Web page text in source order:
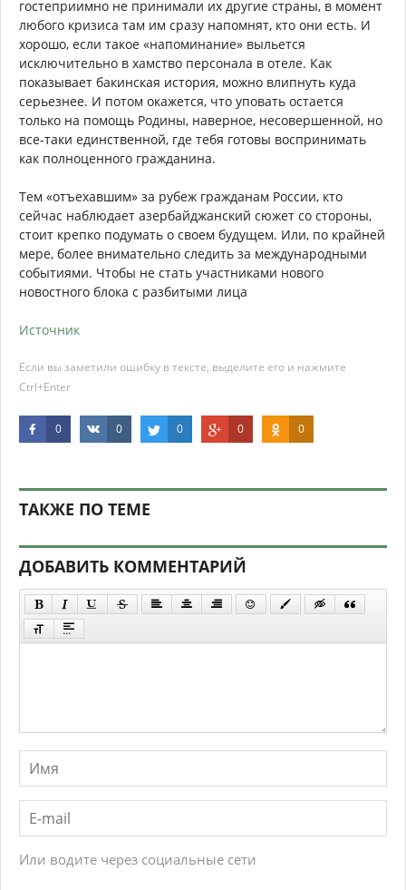
гостеприимно не принимали их другие страны, в момент
любого кризиса там им сразу напомнят, кто они есть. И
хорошо, если такое «напоминание» выльется
исключительно в хамство персонала в отеле. Как
показывает бакинская история, можно влипнуть куда
серьезнее. И потом окажется, что уповать остается
только на помощь Родины, наверное, несовершенной, но
все-таки единственной, где тебя готовы воспринимать
как полноценного гражданина.
Тем «отъехавшим» за рубеж гражданам России, кто
сейчас наблюдает азербайджанский сюжет со стороны,
стоит крепко подумать о своем будущем. Или, по крайней
мере, более внимательно следить за международными
событиями. Чтобы не стать участниками нового
новостного блока с разбитыми лица
Источник
Если вы заметили ошибку в тексте, выделите его и нажмите
Ctrl+Enter
0 0 0 0 0
ТАКЖЕ ПО ТЕМЕ
ДОБАВИТЬ КОММЕНТАРИЙ
Или водите через социальные сети